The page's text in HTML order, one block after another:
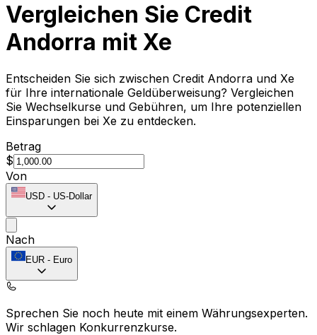
Vergleichen Sie Credit
Andorra mit Xe
Entscheiden Sie sich zwischen Credit Andorra und Xe
für Ihre internationale Geldüberweisung? Vergleichen
Sie Wechselkurse und Gebühren, um Ihre potenziellen
Einsparungen bei Xe zu entdecken.
Betrag
$
Von
USD - US-Dollar
Nach
EUR - Euro
Sprechen Sie noch heute mit einem Währungsexperten.
Wir schlagen Konkurrenzkurse.